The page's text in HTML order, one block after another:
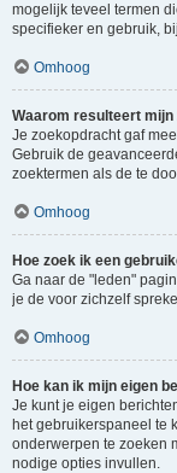
mogelijk teveel termen
specifieker en gebruik,
Omhoog
Waarom resulteert mijn
Je zoekopdracht gaf
Gebruik de
zoektermen als de te
Omhoog
Hoe zoek ik een
Ga naar de "leden"
je de voor zichzelf
Omhoog
Hoe kan ik mijn eigen
Je kunt je eigen
het gebruikerspaneel te
onderwerpen te zoeken
nodige opties invullen.